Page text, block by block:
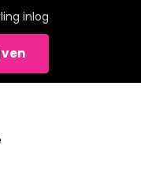
inlog